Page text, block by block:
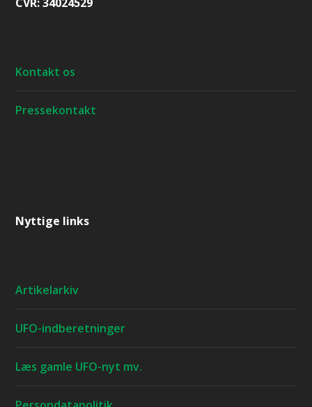
Kontakt os
Pressekontakt
Nyttige links
Artikelarkiv
UFO-indberetninger
Læs gamle UFO-nyt mv.